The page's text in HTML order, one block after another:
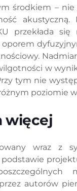
środkiem –
akustyczną.
przekłada się
w
tym nie
poziomie
więcej
wraz z
autorów